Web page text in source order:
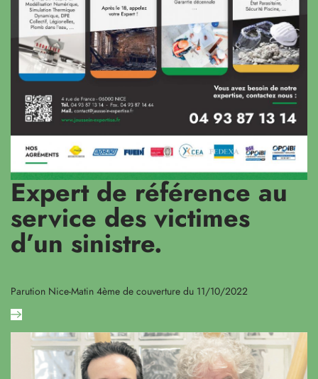
Expert de référence au
service des victimes
d’un sinistre.
Parution Nice-Matin 4ème de couverture du 11/10/2022